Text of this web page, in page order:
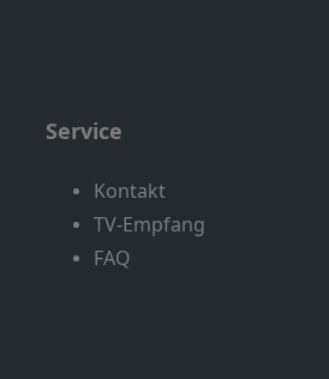
Service
Kontakt
TV-Empfang
FAQ